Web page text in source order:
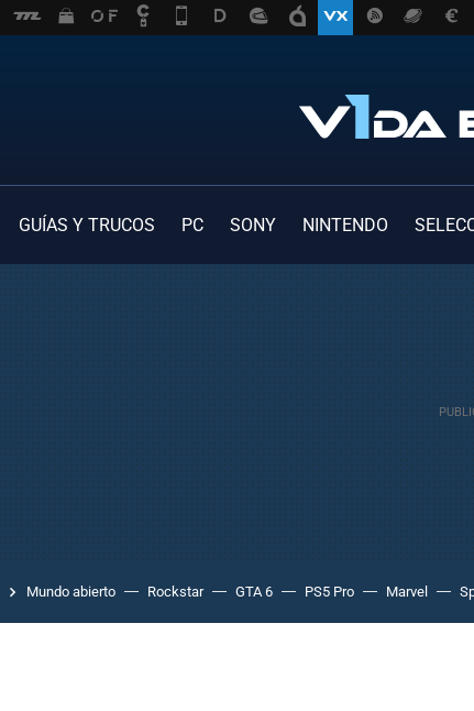
GUÍAS Y TRUCOS PC SONY NINTENDO
Mundo abierto Rockstar GTA 6 PS5 Pro Marvel